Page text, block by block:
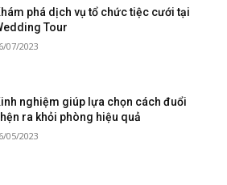
phá dịch vụ tổ chức tiệc cưới tại
Tour
07/2023
nghiệm giúp lựa chọn cách đuổi
ra khỏi phòng hiệu quả
05/2023